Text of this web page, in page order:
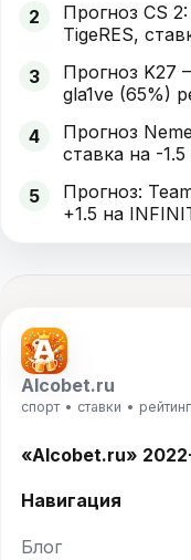
2
Прогноз CS
TigeRES,
3
Прогноз K27
gla1ve (65%)
4
Прогноз
ставка на -
5
Прогноз:
+1.5 на
Alcobet.ru
спорт • ставки •
«Alcobet.ru»
Навигация
Блог